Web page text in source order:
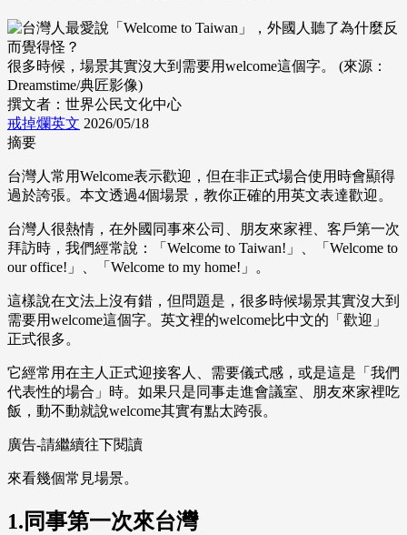
很多時候，場景其實沒大到需要用welcome這個字。 (來源：
Dreamstime/典匠影像)
撰文者：世界公民文化中心
戒掉爛英文 2026/05/18
摘要
台灣人常用Welcome表示歡迎，但在非正式場合使用時會顯得
過於誇張。本文透過4個場景，教你正確的用英文表達歡迎。
台灣人很熱情，在外國同事來公司、朋友來家裡、客戶第一次
拜訪時，我們經常說：「Welcome to Taiwan!」、「Welcome to
our office!」、「Welcome to my home!」。
這樣說在文法上沒有錯，但問題是，很多時候場景其實沒大到
需要用welcome這個字。英文裡的welcome比中文的「歡迎」
正式很多。
它經常用在主人正式迎接客人、需要儀式感，或是這是「我們
代表性的場合」時。如果只是同事走進會議室、朋友來家裡吃
飯，動不動就說welcome其實有點太跨張。
廣告-請繼續往下閱讀
來看幾個常見場景。
1.同事第一次來台灣